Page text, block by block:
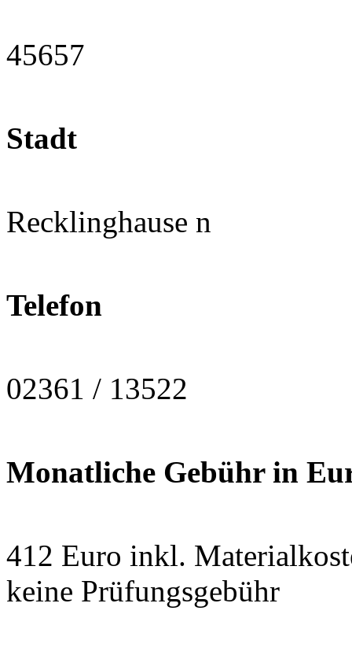
45657
Stadt
Recklinghause n
Telefon
02361 / 13522
Monatliche Gebühr in
412 Euro inkl.
keine Prüfungsgebühr